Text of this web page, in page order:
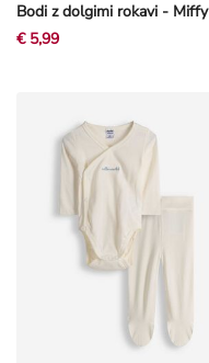
Bodi z dolgimi rokavi - Miffy
€ 5,99